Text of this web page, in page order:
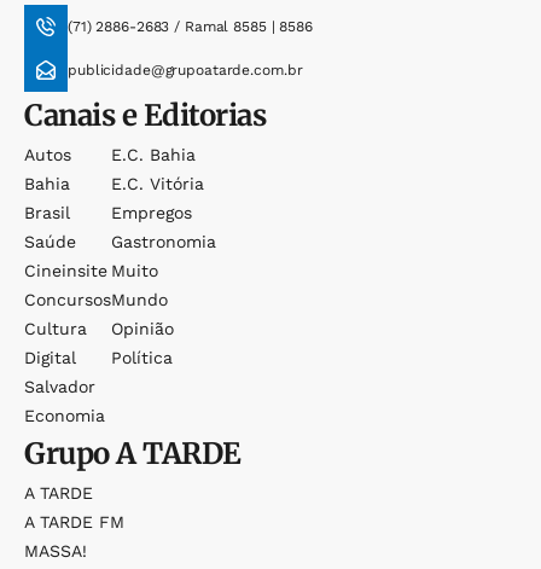
(71) 2886-2683 / Ramal 8585 | 8586
publicidade@grupoatarde.com.br
Canais e Editorias
Autos
Bahia
Brasil
Saúde
Cineinsite
Concursos
Cultura
Digital
Salvador
Economia
E.c. Bahia
E.c. Vitória
Empregos
Gastronomia
Muito
Mundo
Opinião
Política
GrupoA TARDE
A TARDE
A TARDE FM
MASSA!